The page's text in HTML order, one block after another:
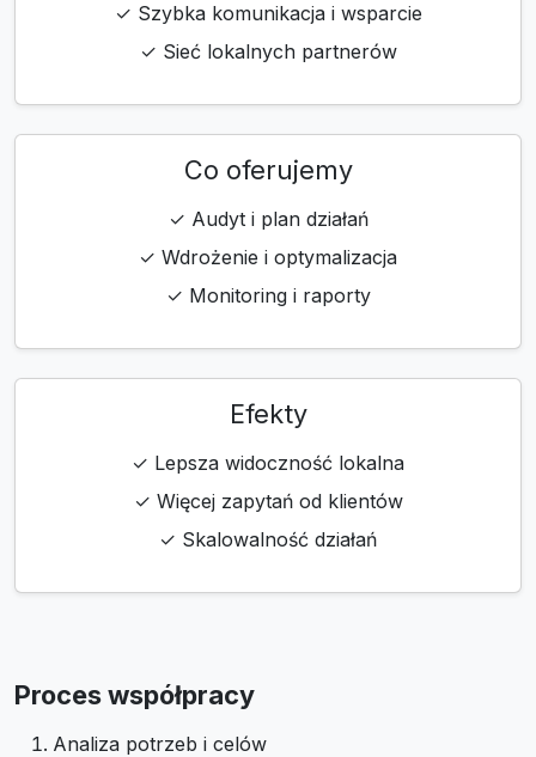
✓ Szybka komunikacja i wsparcie
✓ Sieć lokalnych partnerów
Co oferujemy
✓ Audyt i plan działań
✓ Wdrożenie i optymalizacja
✓ Monitoring i raporty
Efekty
✓ Lepsza widoczność lokalna
✓ Więcej zapytań od klientów
✓ Skalowalność działań
Proces współpracy
Analiza potrzeb i celów